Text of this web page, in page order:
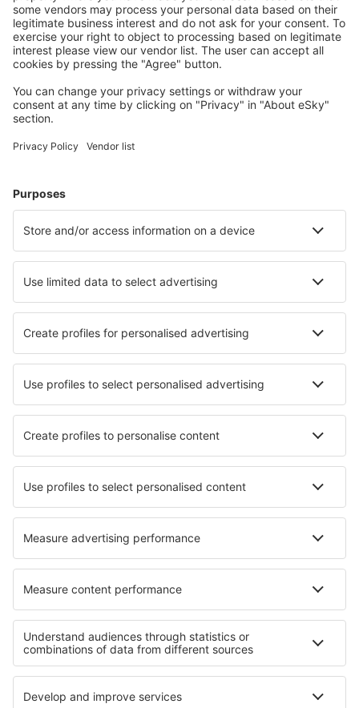
Planifica tu viaje
Vuelos baratos
Escapadas
Vuelo+Hotel
Hoteles
Traslados
Atracciones
Eventos deportivos
Aprende más
Mejor Precio Garantizado
Aplicación móvil
Aerolíneas
Ryanair
Vueling
Iberia
Air Europa
Wizz Air
Sobre eSky
Términos y condiciones
Mis reservas
Política de privacidad
Asistencia y contacto